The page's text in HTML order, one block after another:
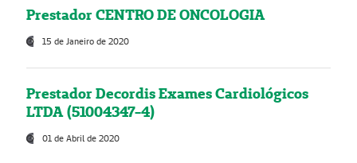
Prestador CENTRO DE ONCOLOGIA
15 de Janeiro de 2020
Prestador Decordis Exames Cardiológicos
LTDA (51004347-4)
01 de Abril de 2020